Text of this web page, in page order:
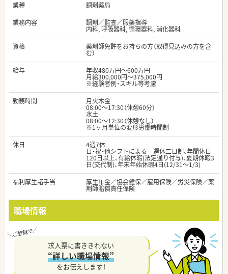
業種
調剤薬局
業務内容
調剤／監査／服薬指導
内科, 呼吸器科, 循環器科, 消化器科
資格
薬剤師免許をお持ちの方（取得見込みの方を含
む）
給与
年収480万円～600万円
月給300,000円～375,000円
※経験者例・スキル等考慮
勤務時間
月火木金
08:00～17:30（休憩60分）
水土
08:00～12:30（休憩なし）
※1ヶ月単位の変形労働時間制
休日
4週7休
日・祝・他シフトによる 週休二日制、年間休日
120日以上、有給休暇(法定通り付与)、夏期休暇3
日(交代制)、年末年始休暇4日(12/31～1/3)
福利厚生諸手当
厚生年金／協会健保／雇用保険／労災保険／薬
剤師賠償責任保険
職場情報
求人票に書ききれない
“詳しい職場情報”
をお伝えします！